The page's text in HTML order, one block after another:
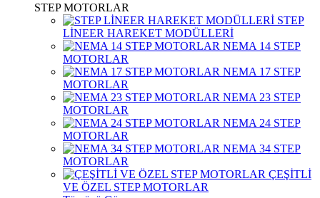
STEP MOTORLAR
STEP
LİNEER HAREKET MODÜLLERİ
NEMA 14 STEP
MOTORLAR
NEMA 17 STEP
MOTORLAR
NEMA 23 STEP
MOTORLAR
NEMA 24 STEP
MOTORLAR
NEMA 34 STEP
MOTORLAR
ÇEŞİTLİ
VE ÖZEL STEP MOTORLAR